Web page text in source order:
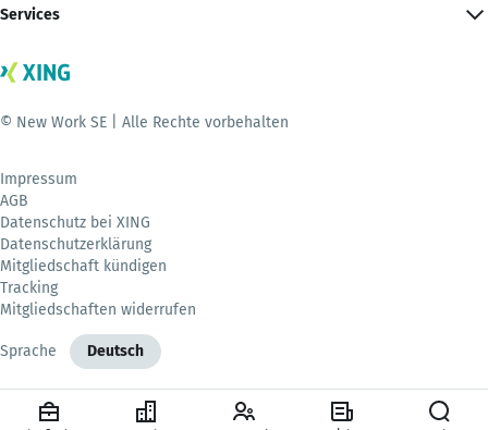
Services
© New Work SE | Alle Rechte vorbehalten
Impressum
AGB
Datenschutz bei XING
Datenschutzerklärung
Mitgliedschaft kündigen
Tracking
Mitgliedschaften widerrufen
Sprache Deutsch